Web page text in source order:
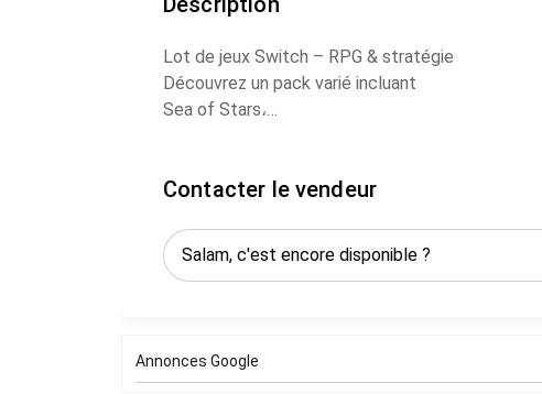
Lot de jeux Switch – RPG & stratégie
Découvrez un pack varié incluant
Sea of Stars،
Contacter le vendeur
Annonces Google